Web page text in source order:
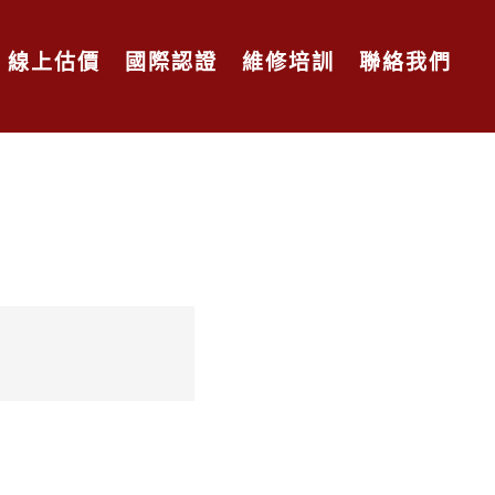
線上估價 國際認證 維修培訓 聯絡我們